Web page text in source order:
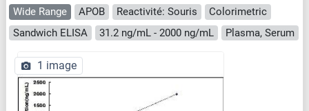
Wide Range APOB Reactivité: Souris
Colorimetric
Sandwich ELISA
31.2 ng/mL - 2000 ng/mL Plasma, Serum
1 image